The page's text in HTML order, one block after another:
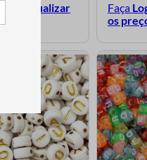
visualizar
Faça
os